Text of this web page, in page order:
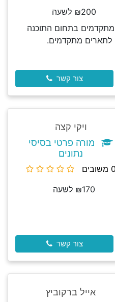
₪200 לשעה
מתקדמים בתחום התוכנה
לתארים מתקדמים.
צור קשר
ויקי קצה
מורה פרטי בסיסי
נתונים
0 משובים
₪170 לשעה
צור קשר
אייל ברקוביץ